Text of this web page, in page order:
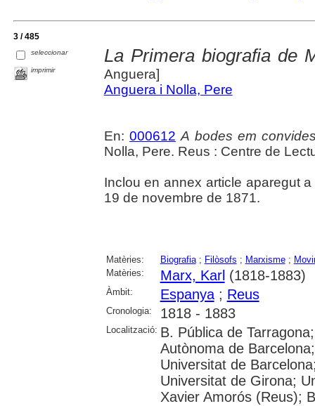
3 / 485
seleccionar
imprimir
La Primera biografia de
Anguera]
Anguera i Nolla, Pere
En: 000612 A bodes em
Nolla, Pere. Reus : Centre de
Inclou en annex article aparegut
19 de novembre de 1871.
Matèries: Biografia; Filòsofs ; Marxisme;
Matèries:
Marx, Karl (1818-1883)
Àmbit: Espanya; Reus
Cronologia: 1818 - 1883
Localització: B. Pública de
Autònoma de
Universitat de
Universitat de Girona;
Xavier Amorós (Reus);